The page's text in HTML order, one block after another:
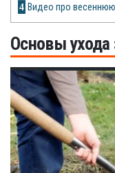
Рецепты
О сайте
4 Видео про
Основы